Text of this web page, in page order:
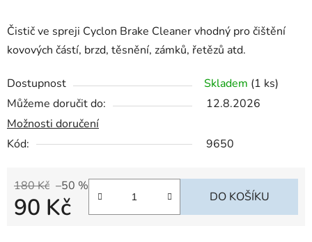
Čistič ve spreji Cyclon Brake Cleaner vhodný pro čištění
kovových částí, brzd, těsnění, zámků, řetězů atd.
Dostupnost Skladem (1 ks)
Můžeme doručit do:
12.8.2026
Možnosti doručení
Kód:
9650
180 Kč –50 %
90 Kč DO KOŠÍKU